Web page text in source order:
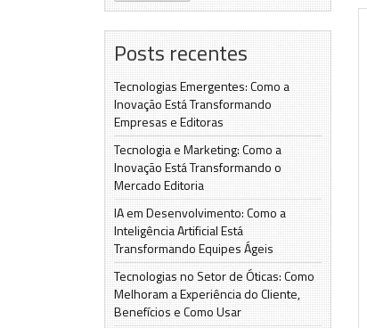
Posts recentes
Tecnologias Emergentes: Como a
Inovação Está Transformando
Empresas e Editoras
Tecnologia e Marketing: Como a
Inovação Está Transformando o
Mercado Editoria
IA em Desenvolvimento: Como a
Inteligência Artificial Está
Transformando Equipes Ágeis
Tecnologias no Setor de Óticas: Como
Melhoram a Experiência do Cliente,
Benefícios e Como Usar